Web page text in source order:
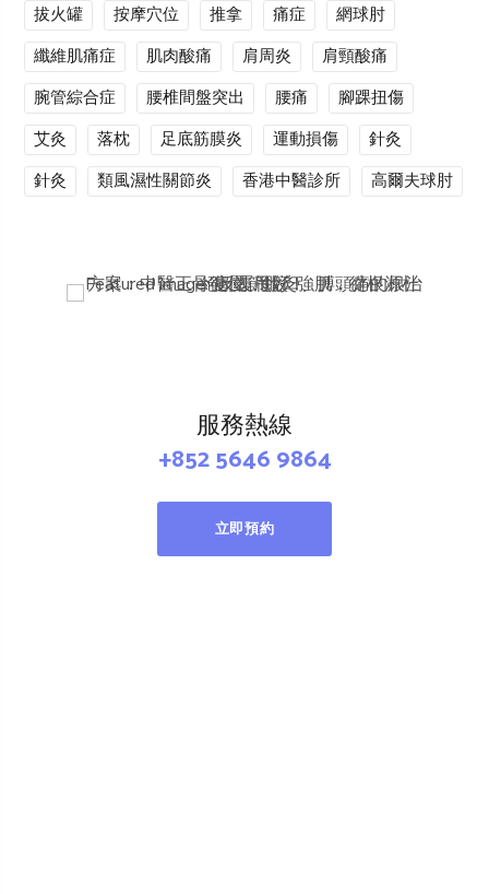
拔火罐
按摩穴位 推拿 痛症
網球肘
纖維肌痛症
肌肉酸痛 肩周炎
肩頸酸痛
腕管綜合症
腰椎間盤突出 腰痛
腳踝扭傷
艾灸
落枕 足底筋膜炎 運動損傷
針灸
針灸
類風濕性關節炎 香港中醫診所 高爾夫球肘
服務熱線
+852 5646 9864
立即預約